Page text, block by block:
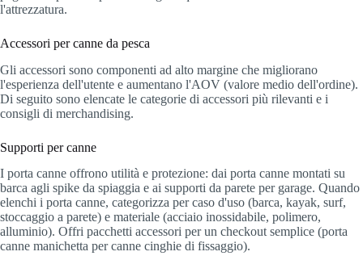
l'attrezzatura.
Accessori per canne da pesca
Gli accessori sono componenti ad alto margine che migliorano
l'esperienza dell'utente e aumentano l'AOV (valore medio dell'ordine).
Di seguito sono elencate le categorie di accessori più rilevanti e i
consigli di merchandising.
Supporti per canne
I porta canne offrono utilità e protezione: dai porta canne montati su
barca agli spike da spiaggia e ai supporti da parete per garage. Quando
elenchi i porta canne, categorizza per caso d'uso (barca, kayak, surf,
stoccaggio a parete) e materiale (acciaio inossidabile, polimero,
alluminio). Offri pacchetti accessori per un checkout semplice (porta
canne manichetta per canne cinghie di fissaggio).